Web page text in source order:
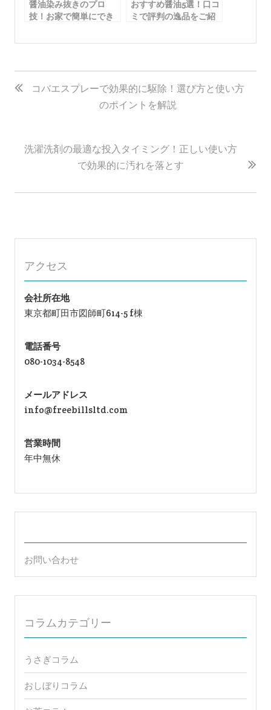
醤油染み抜きのプロ
技！お家で簡単にでき
おすすめ醤油5選！口コ
ミで評判の逸品をご紹
投
稿
ゲ
シ
コバエスプレーで効果的に駆除！選び方と使い方
のポイントを解説
洗濯洗剤の最適な投入タイミング！正しい使い方
で効果的に汚れを落とす
アクセス
会社所在地
東京都町田市図師町614-5 f棟
電話番号
080-1034-8548
メールアドレス
info@freebillsltd.com
営業時間
年中無休
お問い合わせ
コラムカテゴリー
うさぎコラム
おしぼりコラム